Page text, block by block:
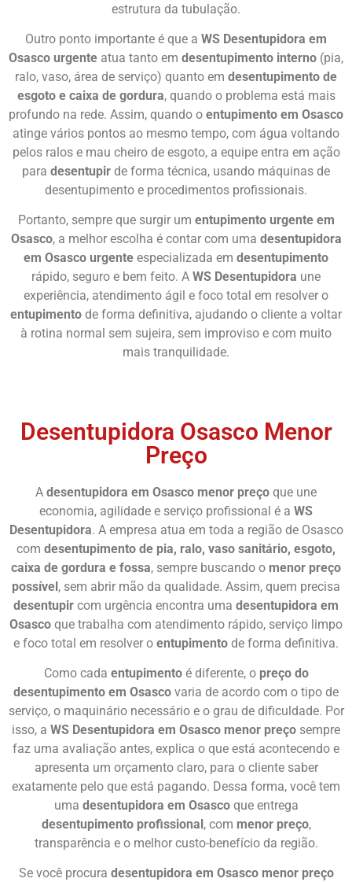
estrutura da tubulação.
Outro ponto importante é que a WS Desentupidora em
Osasco urgente atua tanto em desentupimento interno (pia,
ralo, vaso, área de serviço) quanto em desentupimento de
esgoto e caixa de gordura, quando o problema está mais
profundo na rede. Assim, quando o entupimento em Osasco
atinge vários pontos ao mesmo tempo, com água voltando
pelos ralos e mau cheiro de esgoto, a equipe entra em ação
para desentupir de forma técnica, usando máquinas de
desentupimento e procedimentos profissionais.
Portanto, sempre que surgir um entupimento urgente em
Osasco, a melhor escolha é contar com uma desentupidora
em Osasco urgente especializada em desentupimento
rápido, seguro e bem feito. A WS Desentupidora une
experiência, atendimento ágil e foco total em resolver o
entupimento de forma definitiva, ajudando o cliente a voltar
à rotina normal sem sujeira, sem improviso e com muito
mais tranquilidade.
Desentupidora Osasco Menor
Preço
A desentupidora em Osasco menor preço que une
economia, agilidade e serviço profissional é a WS
Desentupidora. A empresa atua em toda a região de Osasco
com desentupimento de pia, ralo, vaso sanitário, esgoto,
caixa de gordura e fossa, sempre buscando o menor preço
possível, sem abrir mão da qualidade. Assim, quem precisa
desentupir com urgência encontra uma desentupidora em
Osasco que trabalha com atendimento rápido, serviço limpo
e foco total em resolver o entupimento de forma definitiva.
Como cada entupimentoé diferente, o preço do
desentupimento em Osasco varia de acordo com o tipo de
serviço, o maquinário necessário e o grau de dificuldade. Por
isso, a WS Desentupidora em Osasco menor preço sempre
faz uma avaliação antes, explica o que está acontecendo e
apresenta um orçamento claro, para o cliente saber
exatamente pelo que está pagando. Dessa forma, você tem
uma desentupidora em Osascoque entrega
desentupimento profissional, com menor preço,
transparência e o melhor custo-benefício da região.
Se você procura desentupidora em Osasco menor preço